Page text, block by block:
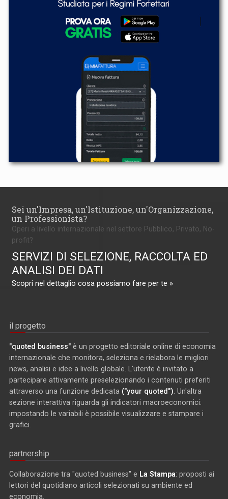
Sei un'Impresa, un'Istituzione, un'Organizzazione,
un Professionista?
Operi a livello internazionale nel settore Pubblico, Privato, No-
profit?
SERVIZI DI SELEZIONE, RACCOLTA ED
ANALISI DEI DATI
Scopri nel dettaglio cosa possiamo fare per te »
il progetto
"quoted business" è un progetto editoriale online di economia
internazionale che monitora, seleziona e rielabora le migliori
news, analisi e idee a livello globale. L'utente è invitato a
partecipare attivamente preselezionando i contenuti preferiti
attraverso una funzione dedicata ("your quoted") . Un'altra
sezione interattiva riguarda gli indicatori macroeconomici:
impostando le variabili è possibile visualizzare e stampare i
grafici.
partnership
Collaborazione tra "quoted business" e La Stampa: proposti ai
lettori del quotidiano articoli selezionati su ambiente ed
economia.